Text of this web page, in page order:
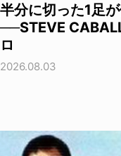
半分に切った1足
──STEVE
ロ
2026.08.03